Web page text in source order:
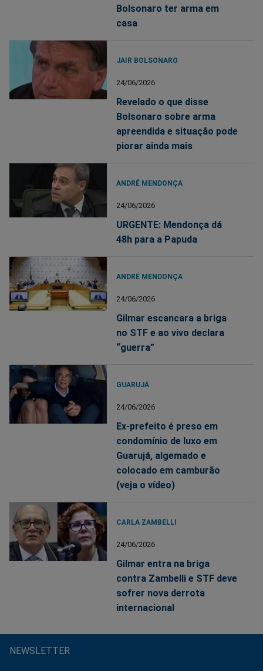
Bolsonaro ter arma em
casa
JAIR BOLSONARO
24/06/2026
Revelado o que disse
Bolsonaro sobre arma
apreendida e situação pode
piorar ainda mais
ANDRÉ MENDONÇA
24/06/2026
URGENTE: Mendonça dá
48h para a Papuda
ANDRÉ MENDONÇA
24/06/2026
Gilmar escancara a briga
no STF e ao vivo declara
“guerra”
GUARUJÁ
24/06/2026
Ex-prefeito é preso em
condomínio de luxo em
Guarujá, algemado e
colocado em camburão
(veja o vídeo)
CARLA ZAMBELLI
24/06/2026
Gilmar entra na briga
contra Zambelli e STF deve
sofrer nova derrota
internacional
NEWSLETTER